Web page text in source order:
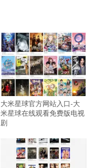
大米星球官方网站入口-大
米星球在线观看免费版电视
剧